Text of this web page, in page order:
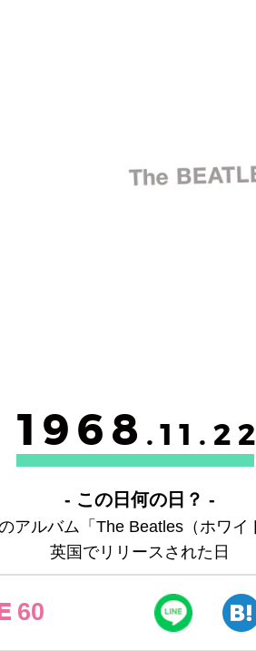
1968
- この日何の日？ -
アルバム「The Beatles（ホワイ
英国でリリースされた日
60